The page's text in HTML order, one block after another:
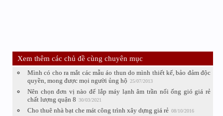
Xem thêm các chủ đề cùng chuyên mục
Mình có cho ra mắt các mẫu áo thun do mình thiết kế, bảo đảm độc
quyền, mong được mọi người ủng hộ 25/07/2013
Nên chọn đơn vị nào để lắp máy lạnh âm trần nối ống gió giá rẻ
chất lượng quận 8 30/03/2021
Cho thuê nhà bạt che mát công trình xây dựng giá rẻ 08/10/2016